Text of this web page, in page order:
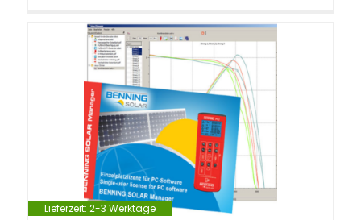
Lieferzeit: 2-3 Werktage